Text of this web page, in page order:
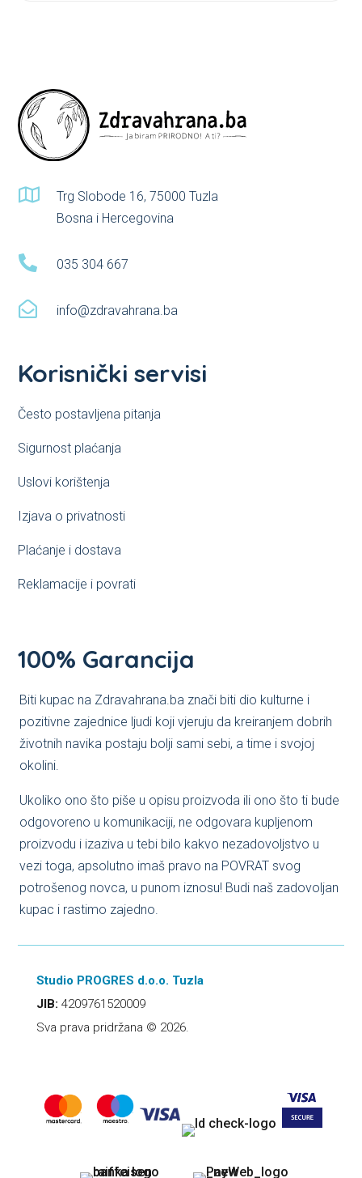
product
page

Trg Slobode 16, 75000 Tuzla
Bosna i Hercegovina
 035 304 667
 info@zdravahrana.ba
Korisnički servisi
Često postavljena pitanja
Sigurnost plaćanja
Uslovi korištenja
Izjava o privatnosti
Plaćanje i dostava
Reklamacije i povrati
100% Garancija
Biti kupac na Zdravahrana.ba znači biti dio kulturne i
pozitivne zajednice ljudi koji vjeruju da kreiranjem dobrih
životnih navika postaju bolji sami sebi, a time i svojoj
okolini.
Ukoliko ono što piše u opisu proizvoda ili ono što ti bude
odgovoreno u komunikaciji, ne odgovara kupljenom
proizvodu i izaziva u tebi bilo kakvo nezadovoljstvo u
vezi toga, apsolutno imaš pravo na POVRAT svog
potrošenog novca, u punom iznosu! Budi naš zadovoljan
kupac i rastimo zajedno.
Studio PROGRES d.o.o. Tuzla
JIB: 4209761520009
Sva prava pridržana © 2026.